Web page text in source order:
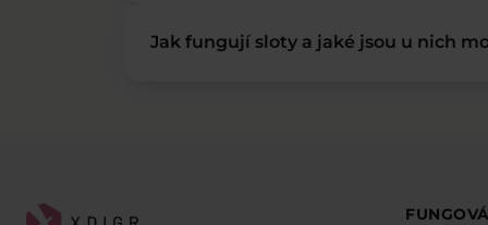
Jak fungují sloty a jaké jsou u nich